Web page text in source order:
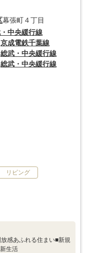
幕張町４丁目
中央緩行線
京成電鉄千葉線
総武・中央緩行線
総武・中央緩行線
リビング
感あふれる住まい■新規
生活